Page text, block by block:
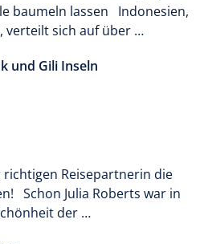
baumeln lassen Indonesien,
verteilt sich auf über …
und Gili Inseln
Reisepartnerin die
Schon Julia Roberts war in
der …